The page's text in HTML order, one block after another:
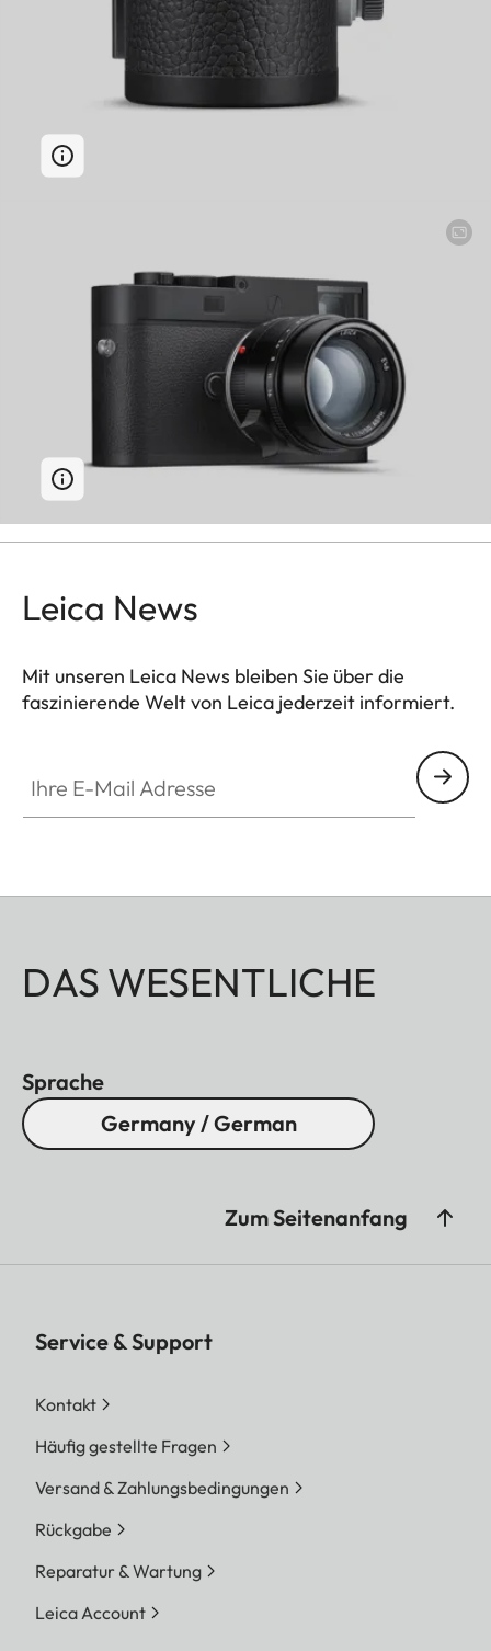
Leica News
Mit unseren Leica News bleiben Sie über die
faszinierende Welt von Leica jederzeit informiert.
DAS WESENTLICHE
Sprache
Germany / German
Zum Seitenanfang
Service & Support
Kontakt
Häufig gestellte Fragen
Versand & Zahlungsbedingungen
Rückgabe
Reparatur & Wartung
Leica Account